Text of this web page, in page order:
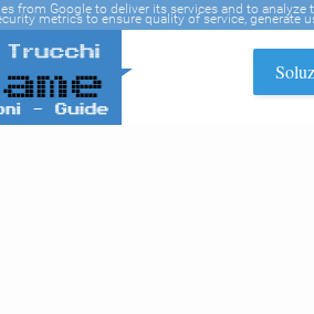
from Google to deliver its services and to
metrics to ensure quality of service, generate